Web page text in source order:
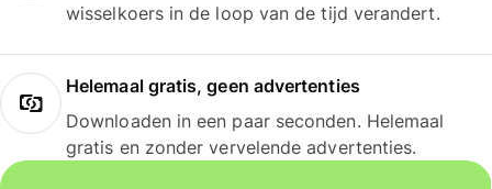
wisselkoers in de loop van de tijd verandert.
Helemaal gratis, geen advertenties
Downloaden in een paar seconden. Helemaal
gratis en zonder vervelende advertenties.